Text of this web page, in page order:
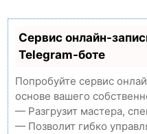
Сервис онлайн-
Telegram-боте
Попробуйте сервис
основе вашего
— Разгрузит мастера,
— Позволит гибко